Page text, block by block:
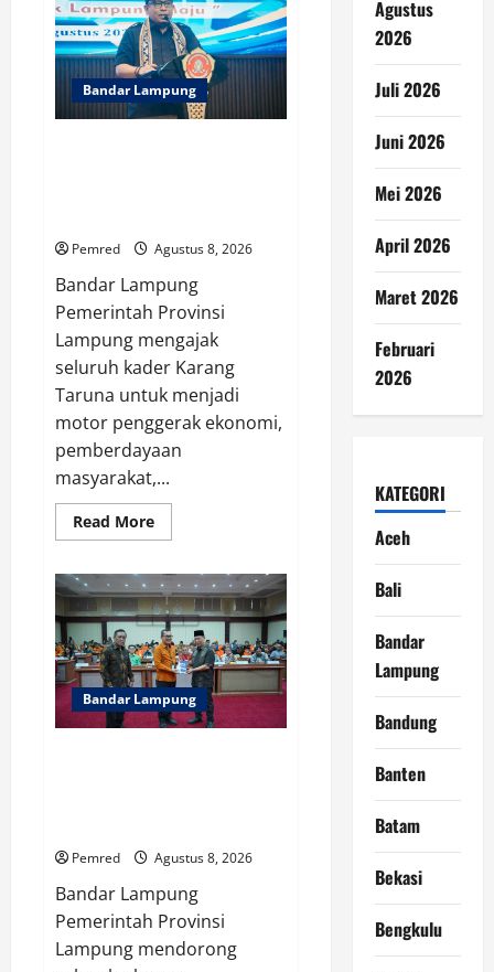
Pesantren
dalam
Pembangunan
dan
Pengembangan
SDM
Bandar Lampung
Pemred Agustus 8, 2026
Bandar Lampung
Pemerintah Provinsi
Lampung mengajak
seluruh kader Karang
Taruna untuk menjadi
motor penggerak ekonomi,
pemberdayaan
masyarakat,...
Read MoreRead
more
Lampung
Dorong
Karang
Taruna
Jadi
Motor
Penggerak
Ekonomi
dan
Pemberdayaan
Bandar Lampung
Pemred Agustus 8, 2026
Bandar Lampung
Pemerintah Provinsi
Lampung mendorong
Agustus
2026
Juli 2026
Juni 2026
Mei 2026
April 2026
Maret 2026
Februari
2026
KATEGORI
Aceh
Bali
Bandar
Lampung
Bandung
Banten
Batam
Bekasi
Bengkulu